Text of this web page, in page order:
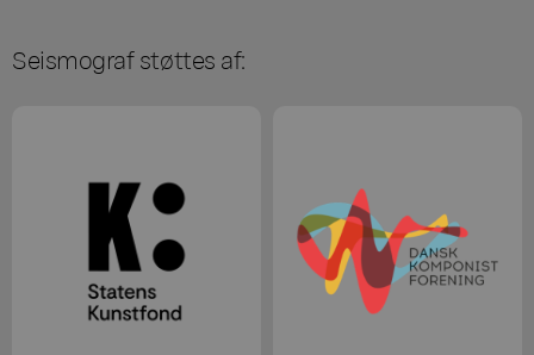
Seismograf støttes af: